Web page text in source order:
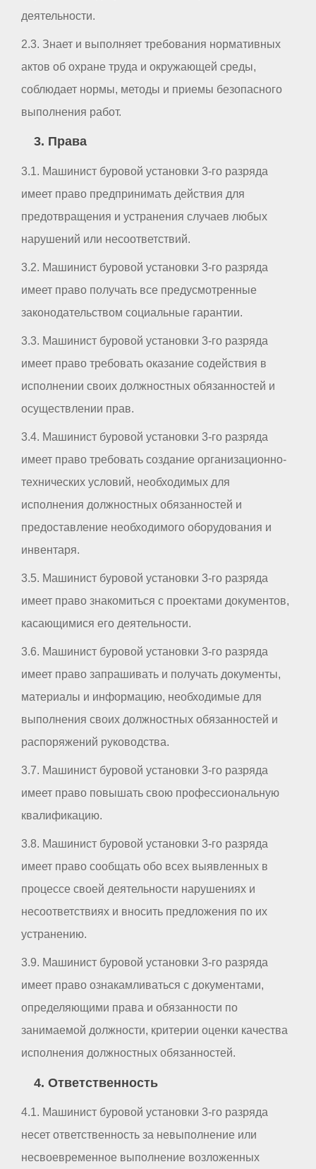
деятельности.
2.3. Знает и выполняет требования нормативных
актов об охране труда и окружающей среды,
соблюдает нормы, методы и приемы безопасного
выполнения работ.
3. Права
3.1. Машинист буровой установки 3-го разряда
имеет право предпринимать действия для
предотвращения и устранения случаев любых
нарушений или несоответствий.
3.2. Машинист буровой установки 3-го разряда
имеет право получать все предусмотренные
законодательством социальные гарантии.
3.3. Машинист буровой установки 3-го разряда
имеет право требовать оказание содействия в
исполнении своих должностных обязанностей и
осуществлении прав.
3.4. Машинист буровой установки 3-го разряда
имеет право требовать создание организационно-
технических условий, необходимых для
исполнения должностных обязанностей и
предоставление необходимого оборудования и
инвентаря.
3.5. Машинист буровой установки 3-го разряда
имеет право знакомиться с проектами документов,
касающимися его деятельности.
3.6. Машинист буровой установки 3-го разряда
имеет право запрашивать и получать документы,
материалы и информацию, необходимые для
выполнения своих должностных обязанностей и
распоряжений руководства.
3.7. Машинист буровой установки 3-го разряда
имеет право повышать свою профессиональную
квалификацию.
3.8. Машинист буровой установки 3-го разряда
имеет право сообщать обо всех выявленных в
процессе своей деятельности нарушениях и
несоответствиях и вносить предложения по их
устранению.
3.9. Машинист буровой установки 3-го разряда
имеет право ознакамливаться с документами,
определяющими права и обязанности по
занимаемой должности, критерии оценки качества
исполнения должностных обязанностей.
4. Ответственность
4.1. Машинист буровой установки 3-го разряда
несет ответственность за невыполнение или
несвоевременное выполнение возложенных